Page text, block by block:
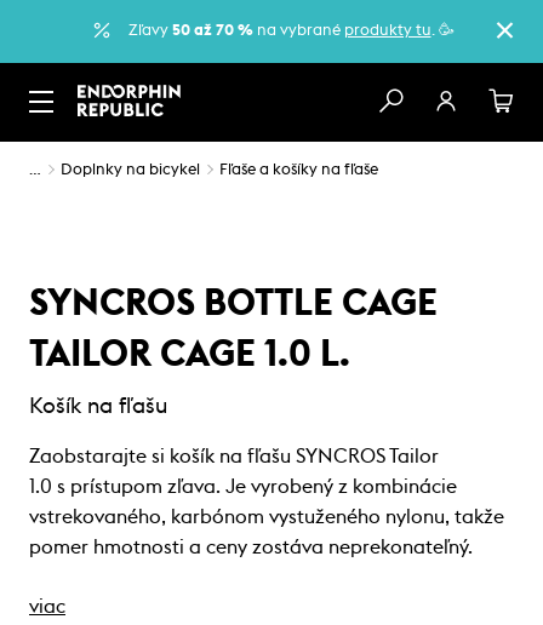
Zľavy 50 až 70 %na vybrané produkty tu. 🥳
… Doplnky na bicykel Fľaše a košíky na fľaše
SYNCROS BOTTLE CAGE
TAILOR CAGE 1.0 L.
Košík na fľašu
Zaobstarajte si košík na fľašu SYNCROS Tailor
1.0 s prístupom zľava. Je vyrobený z kombinácie
vstrekovaného, karbónom vystuženého nylonu, takže
pomer hmotnosti a ceny zostáva neprekonateľný.
viac